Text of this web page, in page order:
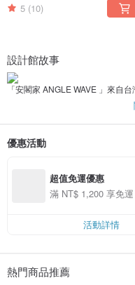
5 (10)
設計館故事
「安閣家 ANGLE WAVE 」來自台
我們始終相信日子就該過得安心
因此以無毒、純粹的瓦楞紙板為
「是貓用品，也是居家生活的一份
輕鬆打造人貓共享的美好生活❤
優惠活動
超值免運優惠
滿 NT$ 1,200 享免運
活動詳情
熱門商品推薦